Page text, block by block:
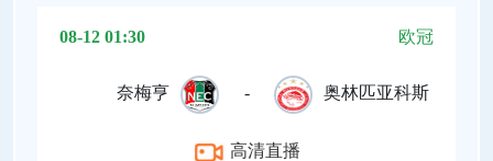
08-12 01:30 欧冠
奈梅亨 - 奥林匹亚科斯
高清直播